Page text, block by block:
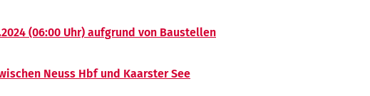
(06:00 Uhr) aufgrund von Baustellen
Neuss Hbf und Kaarster See